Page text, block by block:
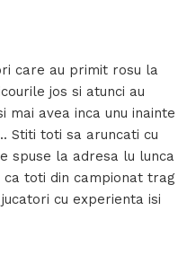
care au primit rosu la
jos si atunci au
avea inca unu inainte
Stiti toti sa aruncati cu
spuse la adresa lu lunca
toti din campionat trag
cu experienta isi